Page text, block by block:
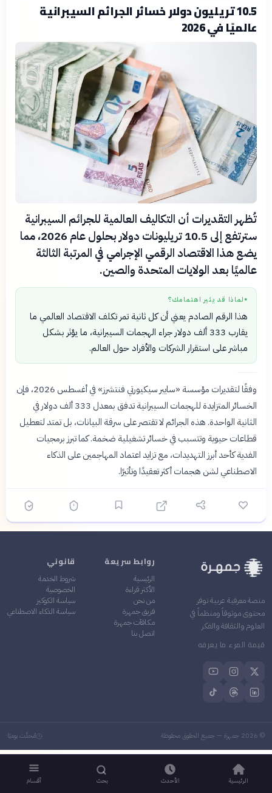
10.5 تريليون دولار خسائر الجرائم السيبرانية
عالميًا في 2026
تُظهر التقديرات أن التكاليف العالمية للجرائم السيبرانية
سترتفع إلى 10.5 تريليونات دولار بحلول عام 2026، مما
يضع هذا الاقتصاد الرقمي الإجرامي في المرتبة الثالثة
عالميًا بعد الولايات المتحدة والصين.
● لماذا قد يثير اهتمامك؟
هذا الرقم الصادم يعني أن كل ثانية تمر تكلف الاقتصاد العالمي ما
يقارب 333 ألف دولار جراء الهجمات السيبرانية، ما يؤثر بشكل
مباشر على استقرار الشركات والأفراد حول العالم.
وفقًا لتقديرات مؤسسة «سايبر سيكيورتي فنتشرز» في أغسطس 2026، فإن
الخسائر المتزايدة للهجمات السيبرانية تدفق بمعدل 333 ألف دولار في
الثانية الواحدة. هذه الجرائم لا تقتصر على سرقة البيانات، بل تمتد لتعطيل
قطاعات حيوية وتتسبب في خسائر تشغيلية ضخمة. كما تبرز برمجيات
الفدية كأحد أبرز التهديدات، مع تزايد اعتماد المهاجمين على الذكاء
الاصطناعي لشن هجمات أكثر تعقيدًا وتأثيرًا.
منصة معرفية عربية توفر
محتوى موثوقاً ومنظماً في
العلوم والثقافة والفكر
قيمة المرء ما يعرفه
روابط سريعة
الرئيسية
الأكثر قراءة
من نحن
فريق جمهرة
مكافآت جمهرة
اتصل بنا
قانوني
شروط الخدمة
الخصوصية
سياسة الكوكيز
سياسة الذكاء الاصطناعي
©
2026 جمهرة — جميع الحقوق محفوظة مُحدَّث يوميًا
الرئيسية الأحدث بحث أقسام